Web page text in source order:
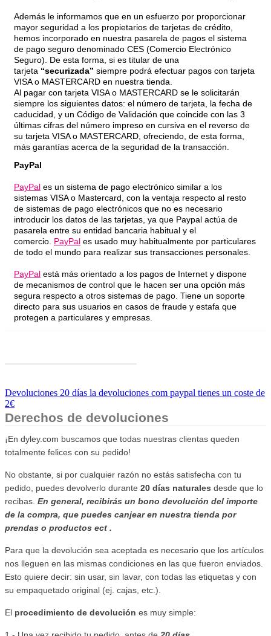
Además le informamos que en un esfuerzo por proporcionar
mayor seguridad a los propietarios de tarjetas de crédito,
hemos incorporado en nuestra pasarela de pagos el sistema
de pago seguro denominado CES (Comercio Electrónico
Seguro). De esta forma, si es titular de una
tarjeta “securizada” siempre podrá efectuar pagos con tarjeta
VISA o MASTERCARD en nuestra tienda.
Al pagar con tarjeta VISA o MASTERCARD se le solicitarán
siempre los siguientes datos: el número de tarjeta, la fecha de
caducidad, y un Código de Validación que coincide con las 3
últimas cifras del número impreso en cursiva en el reverso de
su tarjeta VISA o MASTERCARD, ofreciendo, de esta forma,
más garantías acerca de la seguridad de la transacción.
PayPal
PayPal es un sistema de pago electrónico similar a los
sistemas VISA o Mastercard, con la ventaja respecto al resto
de sistemas de pago electrónicos que no es necesario
introducir los datos de las tarjetas, ya que Paypal actúa de
pasarela entre su entidad bancaria habitual y el
comercio. PayPal es usado muy habitualmente por particulares
de todo el mundo para realizar sus transacciones personales.
PayPal está más orientado a los pagos de Internet y dispone
de mecanismos de control que le hacen ser una opción más
segura respecto a otros sistemas de pago. Tiene un soporte
directo para sus usuarios en casos de fraude y estafa que
protegen a particulares y empresas.
Devoluciones 20 días la devoluciones com paypal tienes un coste de
2€
Derechos de devoluciones
¡En dyley.com buscamos que todas nuestras clientas queden
totalmente felices con su pedido!
No obstante, si por cualquier razón no estás satisfecha con tu
pedido, puedes devolverlo durante 20 días naturales desde que lo
recibas. En general, recibirás un bono devolución del importe
de la compra, que puedes canjear en nuestra tienda por
prendas o productos ect .
Para que la devolución sea aceptada es necesario que los artículos
nos lleguen en las mismas condiciones en las que fueron enviados.
Esto quiere decir: sin usar, sin lavar, con todas las etiquetas y con
su empaquetado original (ej. cajas, etc.).
El procedimiento de devolución es muy simple: